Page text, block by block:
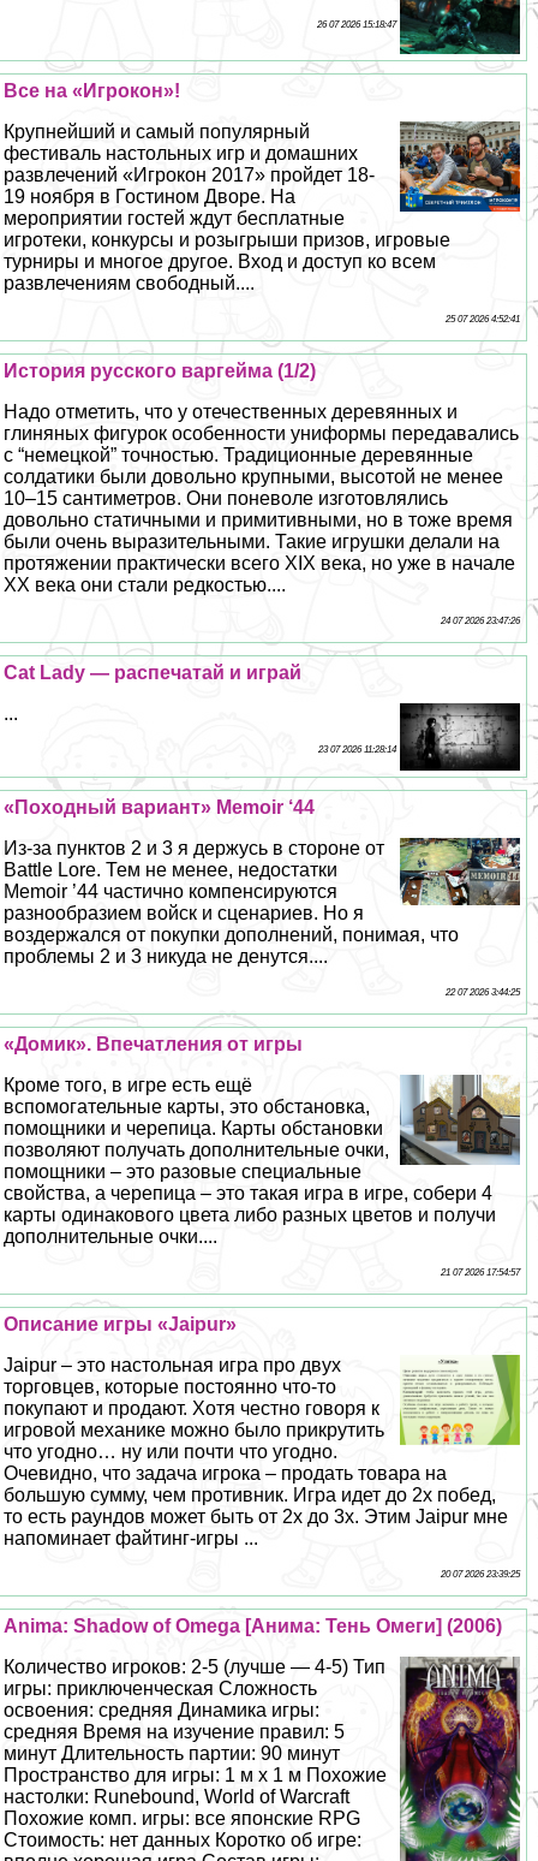
26 07 2026 15:18:47
Все на «Игрокон»!
Крупнейший и самый популярный
фестиваль настольных игр и домашних
развлечений «Игрокон 2017» пройдет 18-
19 ноября в Гостином Дворе. На
мероприятии гостей ждут бесплатные
игротеки, конкурсы и розыгрыши призов, игровые
турниры и многое другое. Вход и доступ ко всем
развлечениям свободный....
25 07 2026 4:52:41
История русского варгeйма (1/2)
Надо отметить, что у отечественных деревянных и
глиняных фигурок особенности униформы передавались
с “немецкой” точностью. Традиционные деревянные
солдатики были довольно крупными, высотой не менее
10–15 сантиметров. Они поневоле изготовлялись
довольно статичными и примитивными, но в тоже время
были очень выразительными. Такие игрушки делали на
протяжении пpaктически всего XIX века, но уже в начале
ХХ века они стали редкостью....
24 07 2026 23:47:26
Cat Lady — распечатай и играй
...
23 07 2026 11:28:14
«Походный вариант» Memoir ‘44
Из-за пунктов 2 и 3 я держусь в стороне от
Battle Lore. Тем не менее, недостатки
Memoir ’44 частично компенсируются
разнообразием войск и сценариев. Но я
воздержался от покупки дополнений, понимая, что
проблемы 2 и 3 никуда не денутся....
22 07 2026 3:44:25
«Домик». Впечатления от игры
Кроме того, в игре есть ещё
вспомогательные карты, это обстановка,
помощники и черепица. Карты обстановки
позволяют получать дополнительные очки,
помощники – это разовые специальные
свойства, а черепица – это такая игра в игре, собери 4
карты одинакового цвета либо разных цветов и получи
дополнительные очки....
21 07 2026 17:54:57
Описание игры «Jaipur»
Jaipur – это настольная игра про двух
торговцев, которые постоянно что-то
покупают и продают. Хотя честно говоря к
игровой механике можно было прикрутить
что угодно… ну или почти что угодно.
Очевидно, что задача игрока – продать товара на
большую сумму, чем противник. Игра идет до 2х побед,
то есть раундов может быть от 2х до 3х. Этим Jaipur мне
напоминает файтинг-игры ...
20 07 2026 23:39:25
Anima: Shadow of Omega [Анима: Тень Омеги] (2006)
Количество игроков: 2-5 (лучше — 4-5) Тип
игры: приключенческая Сложность
освоения: средняя Динамика игры:
средняя Время на изучение правил: 5
минут Длительность партии: 90 минут
Прострaнcтво для игры: 1 м х 1 м Похожие
настолки: Runebound, World of Warcraft
Похожие комп. игры: все японские RPG
Стоимость: нет данных Коротко об игре: